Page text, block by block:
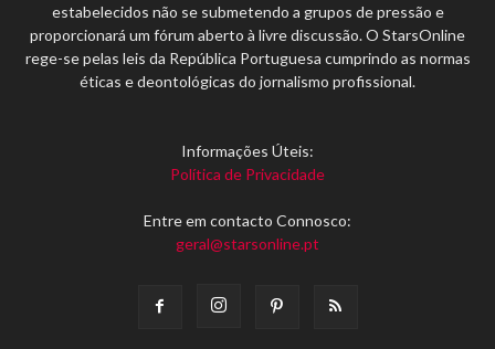
estabelecidos não se submetendo a grupos de pressão e
proporcionará um fórum aberto à livre discussão. O StarsOnline
rege-se pelas leis da República Portuguesa cumprindo as normas
éticas e deontológicas do jornalismo profissional.
Informações Úteis:
Política de Privacidade
Entre em contacto Connosco:
geral@starsonline.pt